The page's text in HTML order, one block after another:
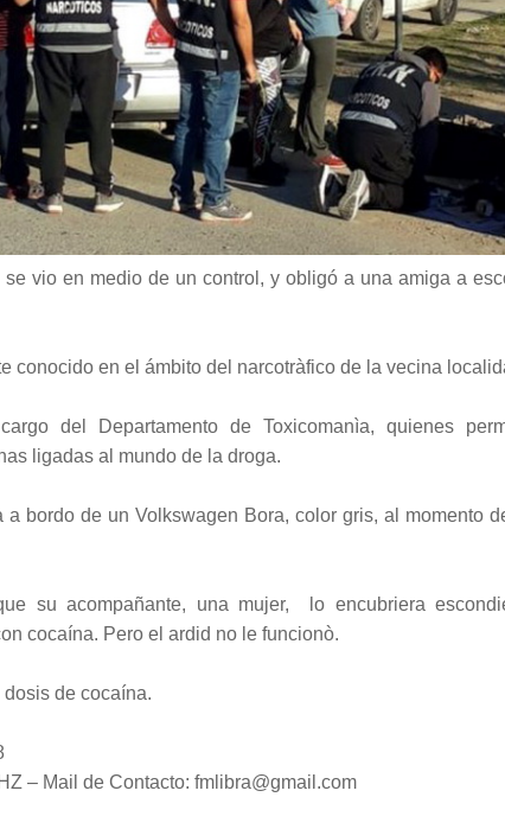
vio en medio de un control, y obligó a una amiga a
conocido en el ámbito del narcotràfico de la vecina
del Departamento de Toxicomanìa, quienes
ligadas al mundo de la droga.
a bordo de un Volkswagen Bora, color gris, al momento
su acompañante, una mujer, lo encubriera
cocaína. Pero el ardid no le funcionò.
de cocaína.
– Mail de Contacto: fmlibra@gmail.com